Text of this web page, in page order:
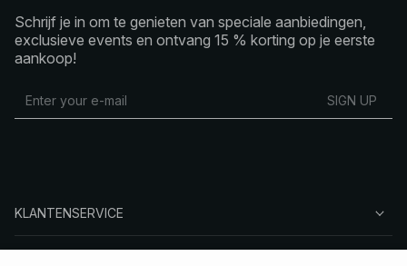
Schrijf je in om te genieten van speciale aanbiedingen,
exclusieve events en ontvang 15 % korting op je eerste
aankoop!
SIGN UP
KLANTENSERVICE